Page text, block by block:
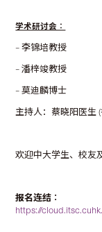
学术研讨会︰
– 李锦培教授
– 潘梓竣教授
– 莫迪麟博士
主持人：蔡晓阳医生
欢迎中大学生、校友
报名连结︰
https://